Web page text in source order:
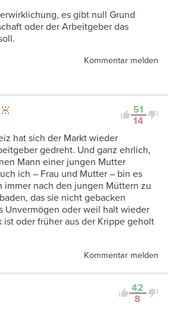
es gibt null Grund
oder der Arbeitgeber das
Kommentar melden
51
14
hat sich der Markt wieder
gedreht. Und ganz ehrlich,
Mann einer jungen Mutter
ich – Frau und Mutter – bin es
immer nach den jungen Müttern zu
das sie nicht gebacken
Unvermögen oder weil halt wieder
ist oder früher aus der Krippe geholt
Kommentar melden
42
8